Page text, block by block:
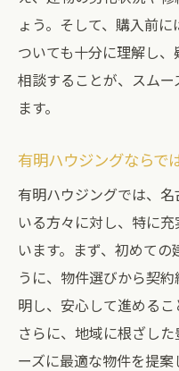
ょう。そして、購入前
ついても十分に理解し
相談することが、スム
ます。
有明ハウジングならで
有明ハウジングでは、
いる方々に対し、特に
います。まず、初めて
うに、物件選びから契
明し、安心して進めるこ
さらに、地域に根ざし
ーズに最適な物件を提